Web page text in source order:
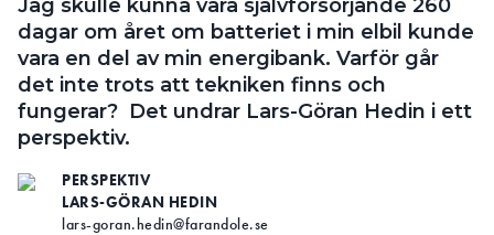
Jag skulle kunna vara självförsörjande 260
dagar om året om batteriet i min elbil kunde
vara en del av min energibank. Varför går
det inte trots att tekniken finns och
fungerar? Det undrar Lars-Göran Hedin i ett
perspektiv.
PERSPEKTIV
LARS-GÖRAN HEDIN
lars-goran.hedin@farandole.se